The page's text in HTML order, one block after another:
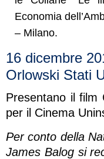
Economia
– Milano.
16 dicembre
Orlowski Stati
Presentano il film
per il Cinema
Per conto della
James Balog si